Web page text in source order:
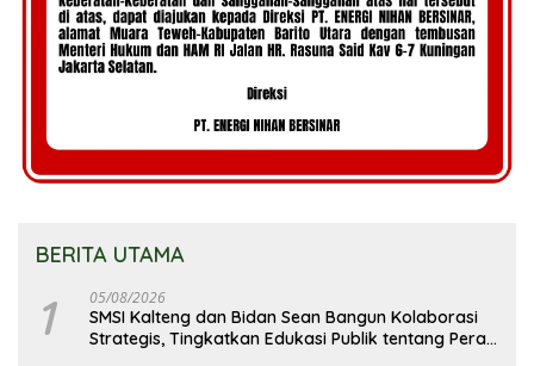
BERITA UTAMA
1 05/08/2026
SMSI Kalteng dan Bidan Sean Bangun Kolaborasi
Strategis, Tingkatkan Edukasi Publik tentang Peran